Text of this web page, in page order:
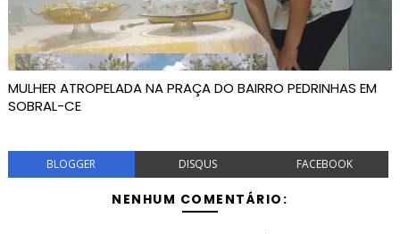
MULHER ATROPELADA NA PRAÇA DO BAIRRO PEDRINHAS EM
SOBRAL-CE
BLOGGER DISQUS FACEBOOK
NENHUM COMENTÁRIO: